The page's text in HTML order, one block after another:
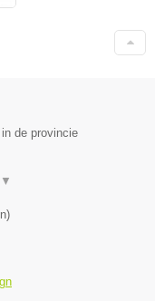
de provincie
▼
)